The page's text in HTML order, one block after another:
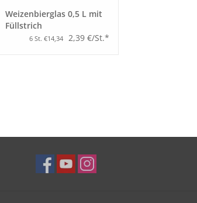
Weizenbierglas 0,5 L mit
Füllstrich
6 St. €14,34 2,39 €/St.*